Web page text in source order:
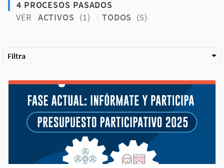
4 PROCESOS PASADOS
VER
ACTIVOS (1) TODOS (5)
Filtra